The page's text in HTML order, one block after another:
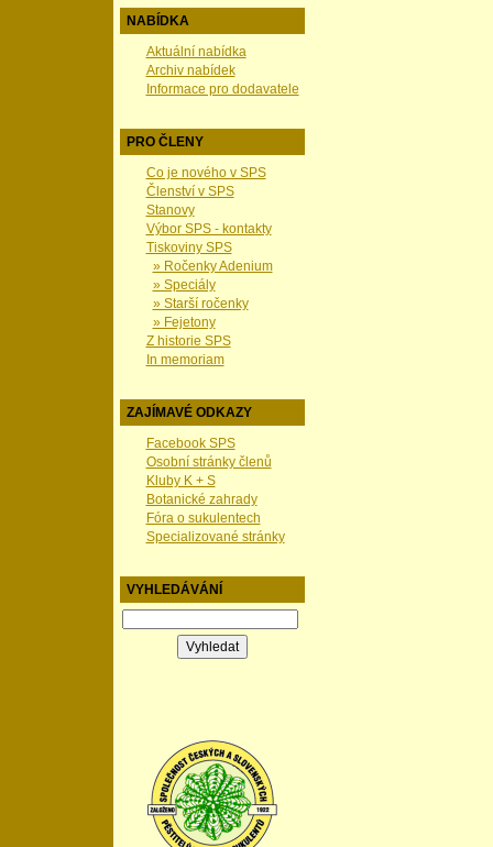
NABÍDKA
Aktuální nabídka
Archiv nabídek
Informace pro dodavatele
PRO ČLENY
Co je nového v SPS
Členství v SPS
Stanovy
Výbor SPS - kontakty
Tiskoviny SPS
» Ročenky Adenium
» Speciály
» Starší ročenky
» Fejetony
Z historie SPS
In memoriam
ZAJÍMAVÉ ODKAZY
Facebook SPS
Osobní stránky členů
Kluby K + S
Botanické zahrady
Fóra o sukulentech
Specializované stránky
VYHLEDÁVÁNÍ